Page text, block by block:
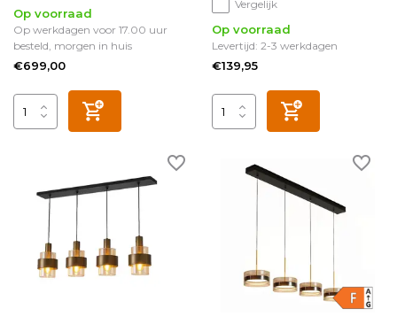
Op voorraad
Op werkdagen voor 17.00 uur
besteld, morgen in huis
€699,00
Vergelijk
Op voorraad
Levertijd: 2-3 werkdagen
€139,95